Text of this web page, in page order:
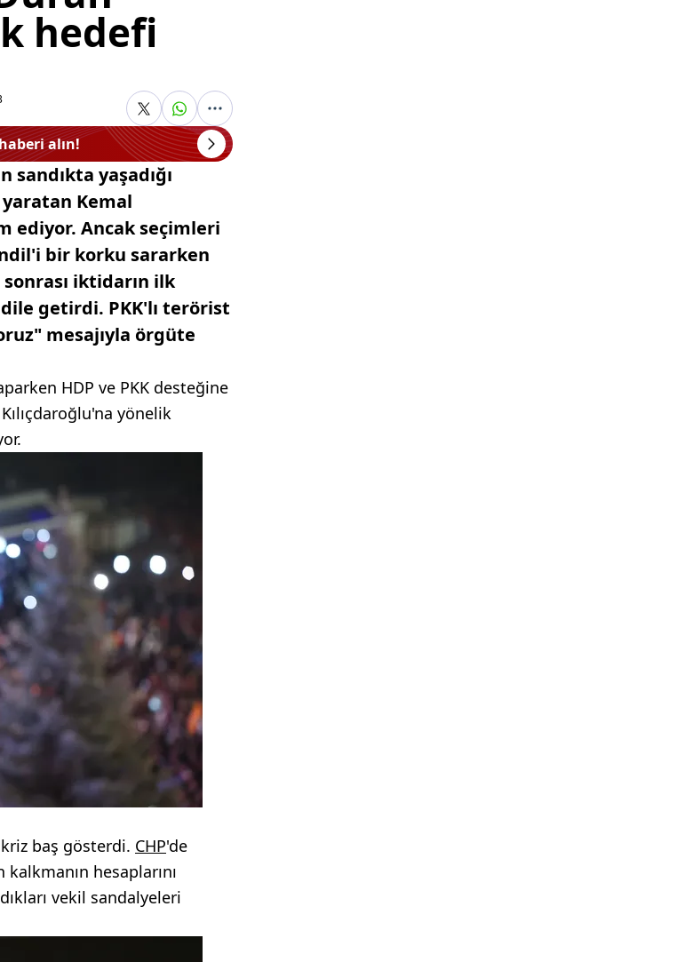
hedefi
alın!
sandıkta yaşadığı
yaratan Kemal
ediyor. Ancak seçimleri
bir korku sararken
iktidarın ilk
getirdi. PKK'lı terörist
mesajıyla örgüte
HDP ve PKK desteğine
yönelik
baş gösterdi. CHP'de
hesaplarını
vekil sandalyeleri